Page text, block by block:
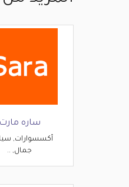
ساره مارت
أكسسوارات,
جمال, ..